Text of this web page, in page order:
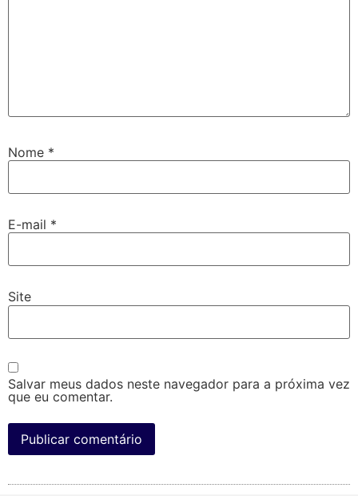
Nome *
E-mail *
Site
Salvar meus dados neste navegador para a próxima vez
que eu comentar.